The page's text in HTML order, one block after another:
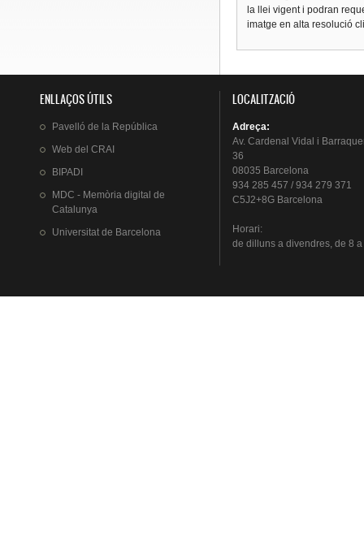
la llei vigent i podran
imatge en alta resolució
ENLLAÇOS ÚTILS
Pavelló de la República
Web del CRAI
BIPADI
MDC - Memòria digital de
Catalunya
Universitat de Barcelona
LOCALITZACIÓ
Adreça:
Av. Cardenal Vidal i
36
08035 Barcelona
934 285 457 / 934 279 371
C5J2+8G Barcelona
Horari:
de dillunsa divendres, de 8